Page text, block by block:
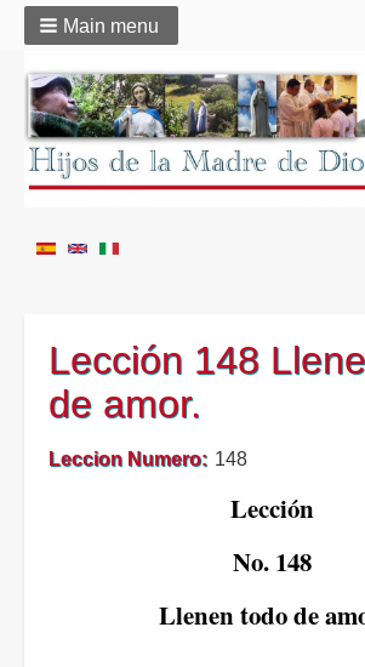
Main menu
Lección 148
de amor.
Leccion Numero 148
Lección
No. 148
Llenen todo de